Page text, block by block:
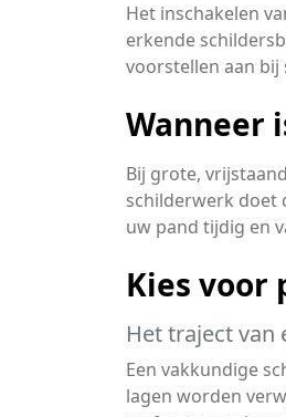
Het inschakelen
erkende
voorstellen aan bij
Wanneer
Bij grote,
schilderwerk doet
uw pand tijdig en
Kies
Het traject van
Een vakkundige
lagen worden